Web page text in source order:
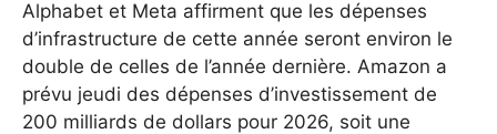
Alphabet et Meta affirment que les dépenses
d’infrastructure de cette année seront environ le
double de celles de l’année dernière. Amazon a
prévu jeudi des dépenses d’investissement de
200 milliards de dollars pour 2026, soit une